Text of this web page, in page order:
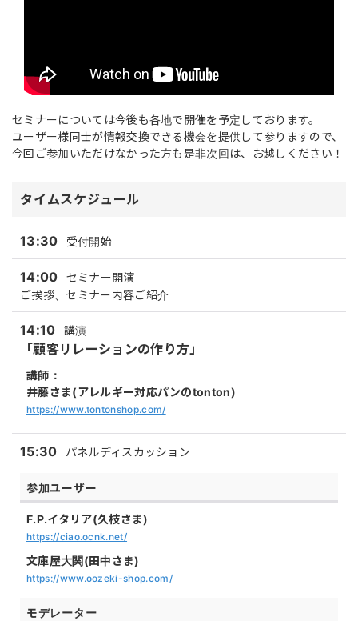
セミナーについては今後も各地で開催を予定しております。
ユーザー様同士が情報交換できる機会を提供して参りますので、
今回ご参加いただけなかった方も是非次回は、お越しください！
タイムスケジュール
13:30 受付開始
14:00
セミナー開演
ご挨拶、セミナー内容ご紹介
14:10 講演
「顧客リレーションの作り方」
講師：
井藤さま(アレルギー対応パンのtonton)
https://www.tontonshop.com/
15:30 パネルディスカッション
参加ユーザー
F.P.イタリア(久枝さま)
https://ciao.ocnk.net/
文庫屋大関(田中さま)
https://www.oozeki-shop.com/
モデレーター